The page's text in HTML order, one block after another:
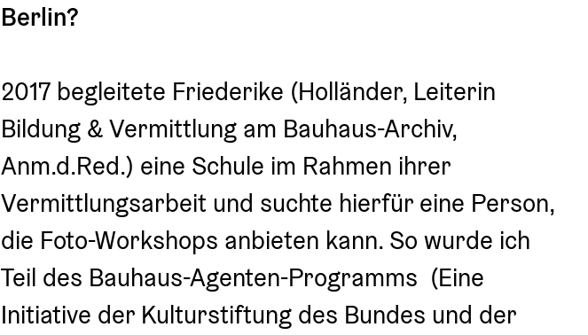
Berlin?
2017 begleitete Friederike (Holländer, Leiterin
Bildung & Vermittlung am Bauhaus-Archiv,
Anm.d.Red.) eine Schule im Rahmen ihrer
Vermittlungsarbeit und suchte hierfür eine Person,
die Foto-Workshops anbieten kann. So wurde ich
Teil des Bauhaus-Agenten-Programms  (Eine
Initiative der Kulturstiftung des Bundes und der